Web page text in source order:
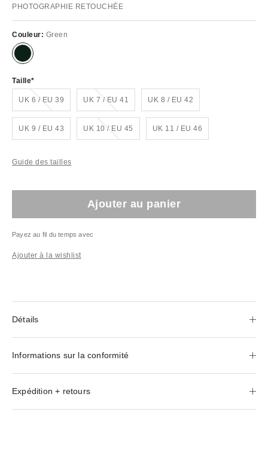
PHOTOGRAPHIE RETOUCHÉE
Couleur: Green
Taille
UK 6 / EU 39
En rupture de stock ! UK 7 / EU 41
En rupture de stock ! UK 8 / EU 42
UK 9 / EU 43 UK 10 / EU 45
En rupture de stock ! UK 11 / EU 46
Guide des tailles
Ajouter au panier
Payez au fil du temps avec
Ajouter à la wishlist
Détails
Informations sur la conformité
Expédition + retours